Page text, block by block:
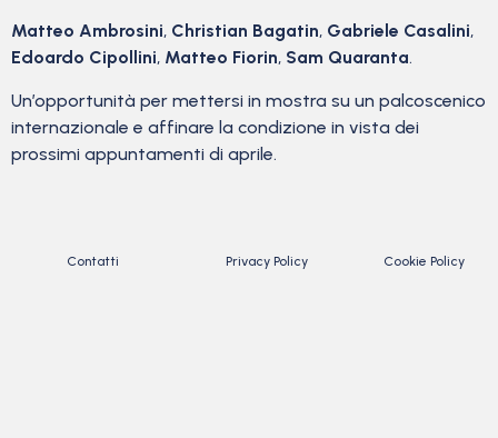
Matteo Ambrosini, Christian Bagatin, Gabriele Casalini,
Edoardo Cipollini, Matteo Fiorin, Sam Quaranta.
Un’opportunità per mettersi in mostra su un palcoscenico
internazionale e affinare la condizione in vista dei
prossimi appuntamenti di aprile.
Contatti Privacy Policy Cookie Policy